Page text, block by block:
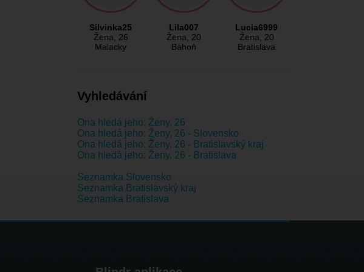
Silvinka25
Žena, 26
Malacky
Lila007
Žena, 20
Báhoň
Lucia6999
Žena, 20
Bratislava
Vyhledávání
Ona hledá jeho: Ženy, 26
Ona hledá jeho: Ženy, 26 - Slovensko
Ona hledá jeho: Ženy, 26 - Bratislavský kraj
Ona hledá jeho: Ženy, 26 - Bratislava
Seznamka Slovensko
Seznamka Bratislavský kraj
Seznamka Bratislava